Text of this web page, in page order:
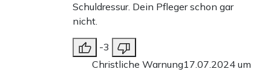
Schuldressur. Dein Pfleger schon gar
nicht.
-3
Christliche Warnung17.07.2024 um